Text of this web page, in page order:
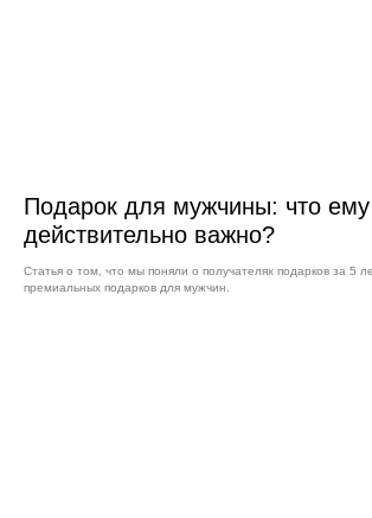
Подарок для мужчины: что ему
действительно важно?
Статья о том, что мы поняли о получателях подарков за 5
премиальных подарков для мужчин.